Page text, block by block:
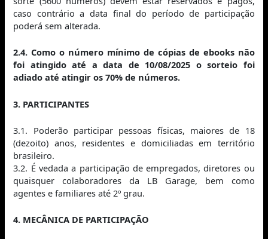
caso contrário a data final do período de participação
poderá sem alterada.
2.4. Como o número mínimo de cópias de ebooks não
foi atingido até a data de 10/08/2025 o sorteio foi
adiado até atingir os 70% de números.
3. PARTICIPANTES
3.1. Poderão participar pessoas físicas, maiores de 18
(dezoito) anos, residentes e domiciliadas em território
brasileiro.
3.2. É vedada a participação de empregados, diretores ou
quaisquer colaboradores da LB Garage, bem como
agentes e familiares até 2º grau.
4. MECÂNICA DE PARTICIPAÇÃO